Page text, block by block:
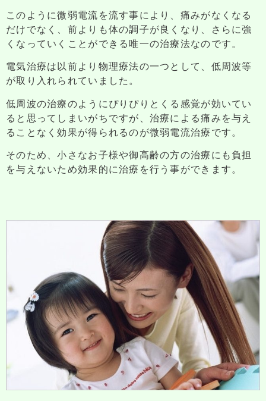
このように微弱電流を流す事により、痛みがなくなる
だけでなく、前よりも体の調子が良くなり、さらに強
くなっていくことができる唯一の治療法なのです。
電気治療は以前より物理療法の一つとして、低周波等
が取り入れられていました。
低周波の治療のようにぴりぴりとくる感覚が効いてい
ると思ってしまいがちですが、治療による痛みを与え
ることなく効果が得られるのが微弱電流治療です。
そのため、小さなお子様や御高齢の方の治療にも負担
を与えないため効果的に治療を行う事ができます。